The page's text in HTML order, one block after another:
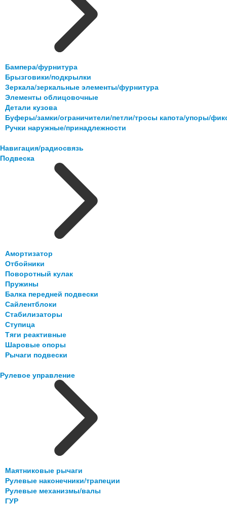
Бампера/фурнитура
Брызговики/подкрылки
Зеркала/зеркальные элементы/фурнитура
Элементы облицовочные
Детали кузова
Буферы/замки/ограничители/петли/тросы капота/упоры/
Ручки наружные/принадлежности
Навигация/радиосвязь
Подвеска
Амортизатор
Отбойники
Поворотный кулак
Пружины
Балка передней подвески
Сайлентблоки
Стабилизаторы
Ступица
Тяги реактивные
Шаровые опоры
Рычаги подвески
Рулевое управление
Маятниковые рычаги
Рулевые наконечники/трапеции
Рулевые механизмы/валы
ГУР